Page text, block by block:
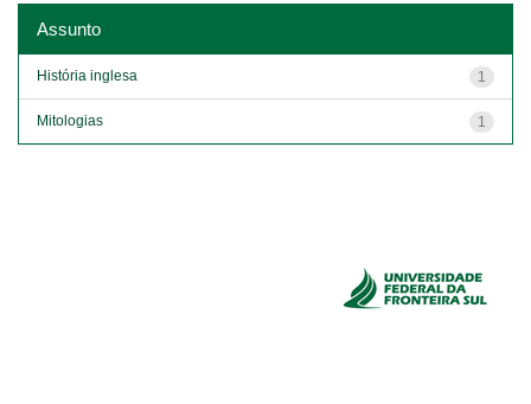
Assunto
1
História inglesa
1
Mitologias